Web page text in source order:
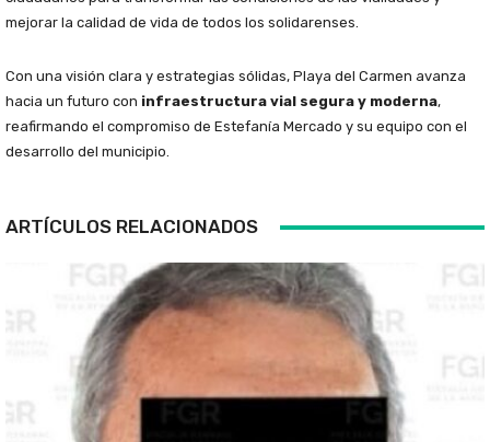
mejorar la calidad de vida de todos los solidarenses.
Con una visión clara y estrategias sólidas, Playa del Carmen avanza
hacia un futuro con infraestructura vial segura y moderna,
reafirmando el compromiso de Estefanía Mercado y su equipo con el
desarrollo del municipio.
ARTÍCULOS RELACIONADOS